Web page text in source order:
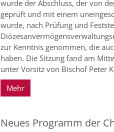
wurde der Abschluss, der von
geprüft und mit einem
wurde, nach Prüfung und
zur Kenntnis genommen, die
haben. Die Sitzung fand am
unter Vorsitz von Bischof Peter
Mehr
Neues Programm der